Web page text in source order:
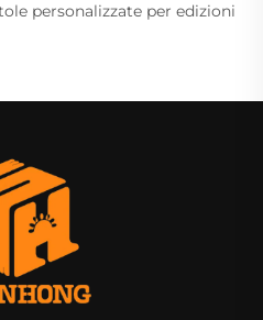
personalizzate per edizioni